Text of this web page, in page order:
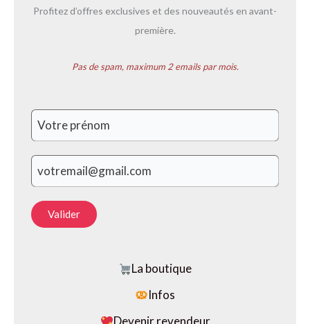
Profitez d’offres exclusives et des nouveautés en avant-
première.
Pas de spam, maximum 2 emails par mois.
Valider
La boutique
Infos
Devenir revendeur